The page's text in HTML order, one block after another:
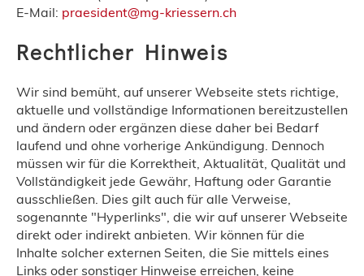
E-Mail: praesident@mg-kriessern.ch
Rechtlicher Hinweis
Wir sind bemüht, auf unserer Webseite stets richtige,
aktuelle und vollständige Informationen bereitzustellen
und ändern oder ergänzen diese daher bei Bedarf
laufend und ohne vorherige Ankündigung. Dennoch
müssen wir für die Korrektheit, Aktualität, Qualität und
Vollständigkeit jede Gewähr, Haftung oder Garantie
ausschließen. Dies gilt auch für alle Verweise,
sogenannte "Hyperlinks", die wir auf unserer Webseite
direkt oder indirekt anbieten. Wir können für die
Inhalte solcher externen Seiten, die Sie mittels eines
Links oder sonstiger Hinweise erreichen, keine